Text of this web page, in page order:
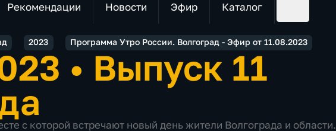
Рекомендации Новости Эфир Каталог
2023 Программа Утро России. Волгоград - Эфир от 11.08.2023
• Выпуск 11
с которой встречают новый день жители Волгограда и области.